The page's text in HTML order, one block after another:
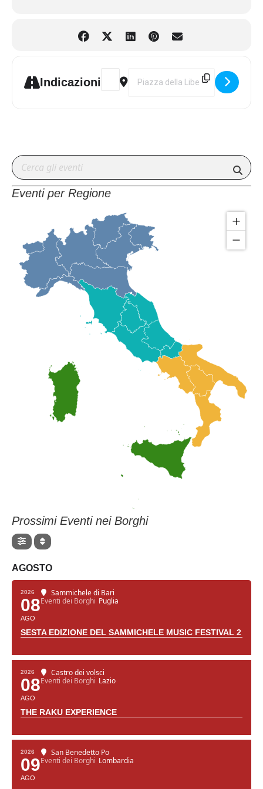
progetto “Cartoline da Castel Gandolfo”.
Attraverso la voce dei protagonisti faremo un viaggio alla
scoperta delle eccellenze di Castel Gandolfo, dalla natura alla
che ci faranno immergere nella storia e nella cultura di questo
nostro bellissimo borgo tutto da riscoprire in piena sicurezza.
Il progetto è stato realizzato con il contributo della Regione
Lazio “Eventi delle Meraviglie 2020”. Si ringraziano tutti gli
atleti e le realtà sportive, gli artigiani e gli artisti, il signor
Luciano Mariani, il Centro della Federazione Italiana Canoa
Kayak, il Parco regionale dei Castelli Romani e l’oratorio della
Parrocchia Pontificia San Tommaso da Villanova di Castel
Gandolfo per le interviste coordinate dal Comune di Castel
Gandolfo e prodotte dall’Agenzia di Comunicazione Eccolo
Marketing.
PER MAGGIORI INFO
Comunicazione Comune Castel Gandolfo
Giulia Agostinelli
+39 3492680649
comunicazionedigitale@comune.castelgandolfo.rm.it
Indicazioni
Address - Cartoline da Castel
Destination Address - Cartoline
Eventi per Regione
Prossimi Eventi nei Borghi
AGOSTO
2026
08
AGO
Sammichele di Bari
Eventi dei Borghi Puglia
SESTA EDIZIONE DEL SAMMICHELE MUSIC FESTIVAL 2
2026
08
AGO
Castro dei volsci
Eventi dei Borghi Lazio
THE RAKU EXPERIENCE
2026
09
AGO
San Benedetto Po
Eventi dei Borghi Lombardia